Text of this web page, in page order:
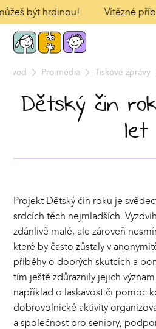
být hrdinou! Vítězné
Úvod Pro média Tiskové zprávy
Dětský čin
let
Projekt Dětský čin roku je
srdcích těch nejmladších.
zdánlivě malé, ale zároveň
které by často zůstaly v
příběhy o dobrých skutcích a
tím ještě zdůraznily jejich
například o laskavost či pomoc
dobrovolnické aktivity
a společnost pro seniory,